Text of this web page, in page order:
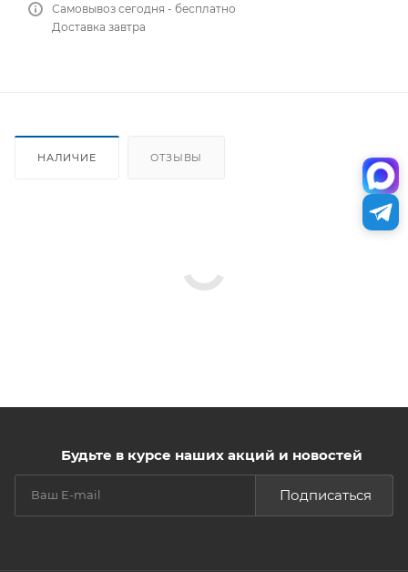
Самовывоз сегодня - бесплатно
Доставка завтра
НАЛИЧИЕ ОТЗЫВЫ
Будьте в курсе наших акций и новостей
Подписаться